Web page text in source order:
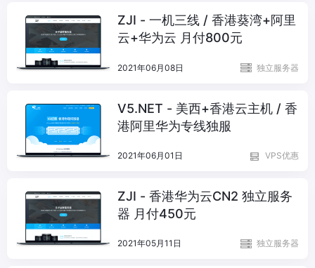
ZJI - 一机三线 / 香港葵湾+阿里
云+华为云 月付800元
2021年06月08日 独立服务器
V5.NET - 美西+香港云主机 / 香
港阿里华为专线独服
2021年06月01日 VPS优惠
ZJI - 香港华为云CN2 独立服务
器 月付450元
2021年05月11日 独立服务器